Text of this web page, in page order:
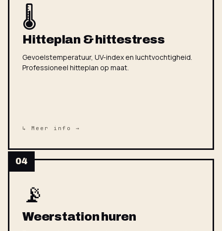
🌡
Hitteplan & hittestress
Gevoelstemperatuur, UV-index en luchtvochtigheid.
Professioneel hitteplan op maat.
↳ Meer info →
04
📡
Weerstation huren